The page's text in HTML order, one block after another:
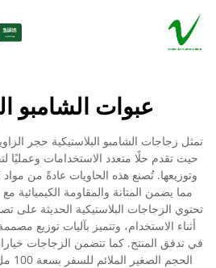
عبوات الشامبو
تمثل زجاجات الشامبو البلاستيكية حجر
حيث تقدم حلًا متعدد الاستخدامات وعمليًا
مما يضمن المتانة والمقاومة الكيميائية
تحتوي الزجاجات البلاستيكية الحديثة على
أثناء الاستخدام، وتتميز بآليات توزيع
في تدفق المنتج. كما تتضمن الزجاجات